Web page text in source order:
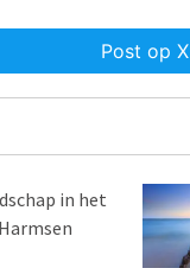
Post op X
in het